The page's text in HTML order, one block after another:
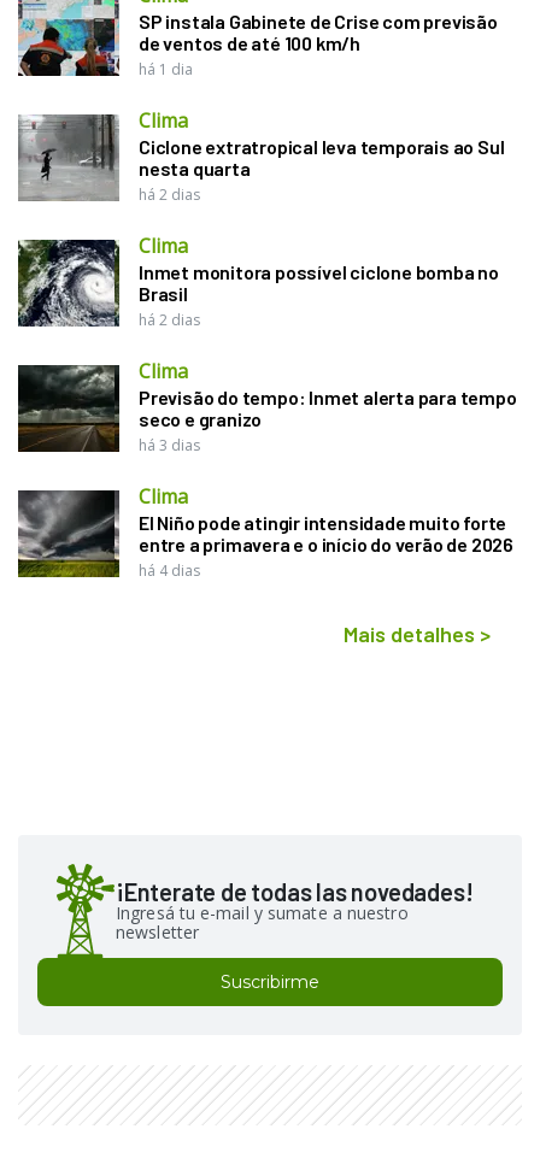
SP instala Gabinete de Crise com previsão
de ventos de até 100 km/h
há 1 dia
Clima
Ciclone extratropical leva temporais ao Sul
nesta quarta
há 2 dias
Clima
Inmet monitora possível ciclone bomba no
Brasil
há 2 dias
Clima
Previsão do tempo: Inmet alerta para tempo
seco e granizo
há 3 dias
Clima
El Niño pode atingir intensidade muito forte
entre a primavera e o início do verão de 2026
há 4 dias
Mais detalhes >
¡Enterate de todas las novedades!
Ingresá tu e-mail y sumate a nuestro
newsletter
Suscribirme